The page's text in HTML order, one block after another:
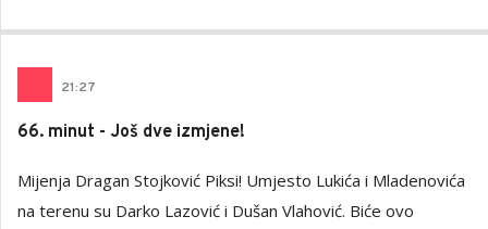
21:27
66. minut - Još dve izmjene!
Mijenja Dragan Stojković Piksi! Umjesto Lukića i Mladenovića
na terenu su Darko Lazović i Dušan Vlahović. Biće ovo